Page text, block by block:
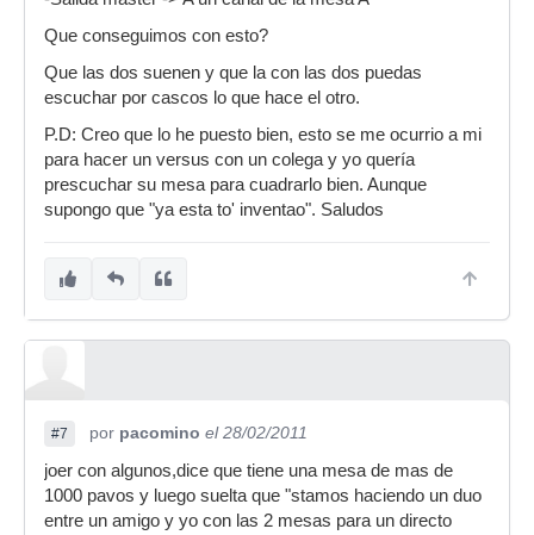
Que conseguimos con esto?
Que las dos suenen y que la con las dos puedas
escuchar por cascos lo que hace el otro.
P.D: Creo que lo he puesto bien, esto se me ocurrio a mi
para hacer un versus con un colega y yo quería
prescuchar su mesa para cuadrarlo bien. Aunque
supongo que "ya esta to' inventao". Saludos
#7 por pacomino el 28/02/2011
joer con algunos,dice que tiene una mesa de mas de
1000 pavos y luego suelta que "stamos haciendo un duo
entre un amigo y yo con las 2 mesas para un directo